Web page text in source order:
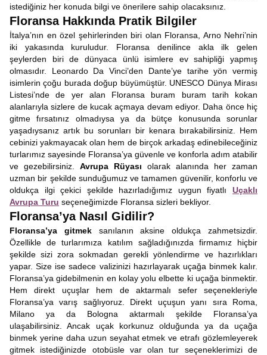
istediğiniz her konuda bilgi ve önerilere sahip olacaksınız.
Floransa Hakkında Pratik Bilgiler
İtalya’nın en özel şehirlerinden biri olan Floransa, Arno Nehri’nin
iki yakasında kuruludur. Floransa denilince akla ilk gelen
şeylerden biri de dünyaca ünlü isimlere ev sahipliği yapmış
olmasıdır. Leonardo Da Vinci’den Dante’ye tarihe yön vermiş
isimlerin çoğu burada doğup büyümüştür. UNESCO Dünya Mirası
Listesi’nde de yer alan Floransa buram buram tarih kokan
alanlarıyla sizlere de kucak açmaya devam ediyor. Daha önce hiç
gitme fırsatınız olmadıysa ya da bütçe konusunda sorunlar
yaşadıysanız artık bu sorunları bir kenara bırakabilirsiniz. Hem
cebinizi yakmayacak olan hem de birçok arkadaş edinebileceğiniz
turlarımız sayesinde Floransa’ya güvenle ve konforla adım atabilir
ve gezebilirsiniz. Avrupa Rüyası olarak alanında her zaman
uzman bir şekilde sunduğumuz ve tamamen güvenilir, konforlu ve
oldukça ilgi çekici şekilde hazırladığımız uygun fiyatlı Uçaklı
Avrupa Turu seçeneğimizde Floransa sizleri bekliyor.
Floransa’ya Nasıl Gidilir?
Floransa’ya gitmeksanılanın aksine oldukça zahmetsizdir.
Özellikle de turlarımıza katılım sağladığınızda firmamız hiçbir
şekilde sizi zora sokmadan gerekli yönlendirme ve hazırlıkları
yapar. Size ise sadece valizinizi hazırlayarak uçağa binmek kalır.
Floransa’ya gidebilmenin en kolay yolu elbette ki uçağa binmektir.
Hem direkt uçuşlar hem de aktarmalı sefer seçenekleriyle
Floransa’ya varış sağlıyoruz. Direkt uçuşun yanı sıra Roma,
Milano ya da Bologna aktarmalı şekilde Floransa’ya
ulaşabilirsiniz. Ancak uçak korkunuz olduğunda ya da uçağa
binmek yerine daha uzun seyahat etmek ve etrafı gözlemleyerek
gitmek istediğinizde otobüsle var olan tur seçeneklerimizi de